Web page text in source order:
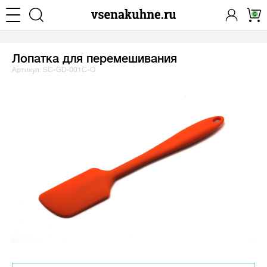
0
Лопатка для перемешивания
Артикул: SC-GD-001C-O